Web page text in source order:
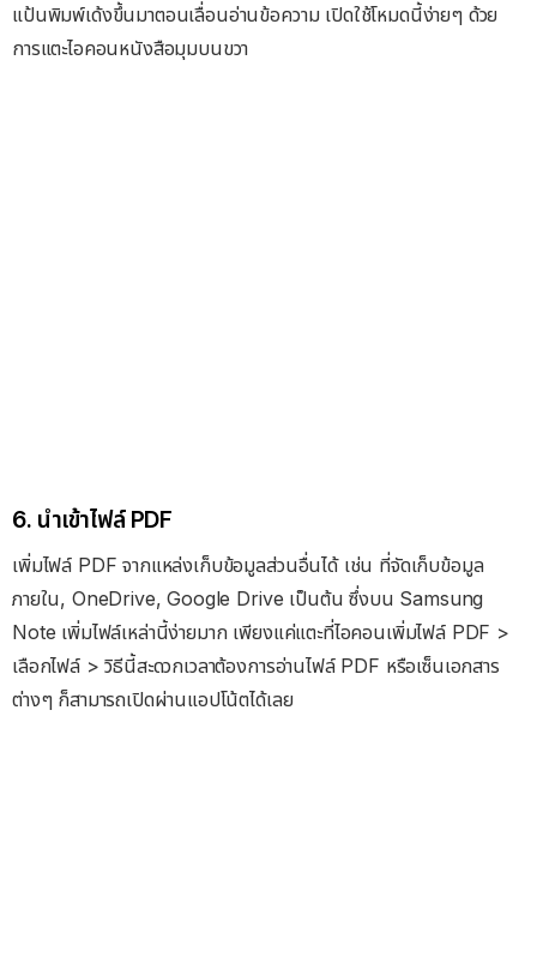
แป้นพิมพ์เด้งขึ้นมาตอนเลื่อนอ่านข้อความ เปิดใช้โหมดนี้ง่ายๆ ด้วย
การแตะไอคอนหนังสือมุมบนขวา
6. นำเข้าไฟล์ PDF
เพิ่มไฟล์ PDF จากแหล่งเก็บข้อมูลส่วนอื่นได้ เช่น ที่จัดเก็บข้อมูล
ภายใน, OneDrive, Google Drive เป็นต้น ซึ่งบน Samsung
Note เพิ่มไฟล์เหล่านี้ง่ายมาก เพียงแค่แตะที่ไอคอนเพิ่มไฟล์ PDF >
เลือกไฟล์ > วิธีนี้สะดวกเวลาต้องการอ่านไฟล์ PDF หรือเซ็นเอกสาร
ต่างๆ ก็สามารถเปิดผ่านแอปโน้ตได้เลย